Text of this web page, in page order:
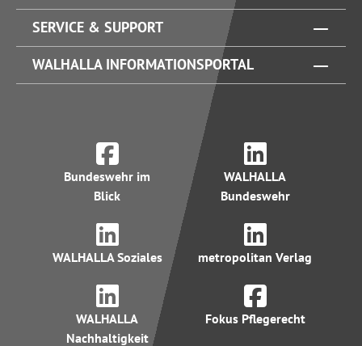
SERVICE & SUPPORT
WALHALLA INFORMATIONSPORTAL
Bundeswehr im
Blick
WALHALLA
Bundeswehr
WALHALLA Soziales metropolitan Verlag
WALHALLA
Nachhaltigkeit
Fokus Pflegerecht